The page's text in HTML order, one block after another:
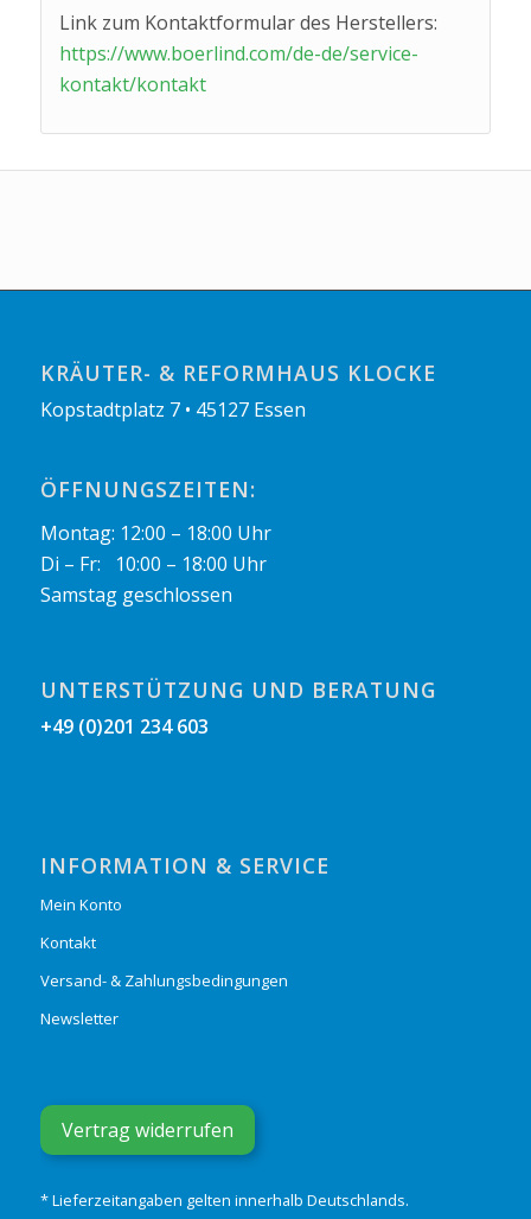
Link zum Kontaktformular des Herstellers:
https://www.boerlind.com/de-de/service-
kontakt/kontakt
KRÄUTER- & REFORMHAUS KLOCKE
Kopstadtplatz 7 • 45127 Essen
ÖFFNUNGSZEITEN:
Montag: 12:00 – 18:00 Uhr
Di – Fr: 10:00 – 18:00 Uhr
Samstag geschlossen
UNTERSTÜTZUNG UND BERATUNG
+49 (0)201 234 603
INFORMATION & SERVICE
Mein Konto
Kontakt
Versand- & Zahlungsbedingungen
Newsletter
Vertrag widerrufen
* Lieferzeitangaben gelten innerhalb Deutschlands.